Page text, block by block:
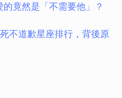
竟然是「不需要他」？
不道歉星座排行，背後原